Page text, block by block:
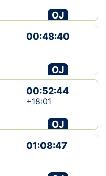
OJ
00:48:40
OJ
00:52:44
+18:01
OJ
01:08:47